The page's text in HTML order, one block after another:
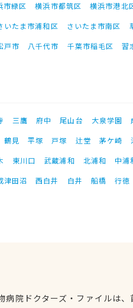
市緑区 横浜市都筑区 横浜市港北
いたま市浦和区 さいたま市南区
戸市 八千代市 千葉市稲毛区 習
三鷹 府中 尾山台 大泉学園
鶴見 平塚 戸塚 辻堂 茅ケ崎
東川口 武蔵浦和 北浦和 中浦
津田沼 西白井 白井 船橋 行徳
病院ドクターズ・ファイルは